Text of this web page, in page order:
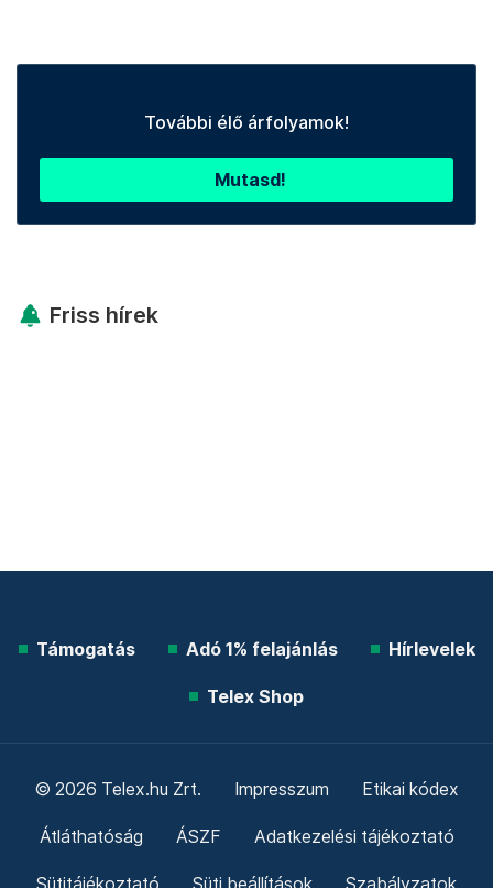
További élő árfolyamok!
Mutasd!
Friss hírek
Támogatás Adó 1% felajánlás Hírlevelek
Telex Shop
© 2026 Telex.hu Zrt. Impresszum Etikai kódex
Átláthatóság ÁSZF Adatkezelési tájékoztató
Sütitájékoztató Süti beállítások Szabályzatok